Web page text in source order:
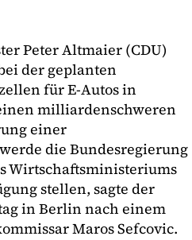
Peter Altmaier (CDU)
der geplanten
für E-Autos in
milliardenschweren
einer
die Bundesregierung
Wirtschaftsministeriums
stellen, sagte der
in Berlin nach einem
Maros Sefcovic.